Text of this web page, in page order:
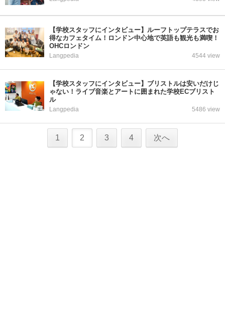
【学校スタッフにインタビュー】ルーフトップテラスでお
得なカフェタイム！ロンドン中心地で英語も観光も満喫！
OHCロンドン
Langpedia 4544 view
【学校スタッフにインタビュー】ブリストルは安いだけじ
ゃない！ライブ音楽とアートに囲まれた学校ECブリスト
ル
Langpedia 5486 view
1 2 3 4 次へ